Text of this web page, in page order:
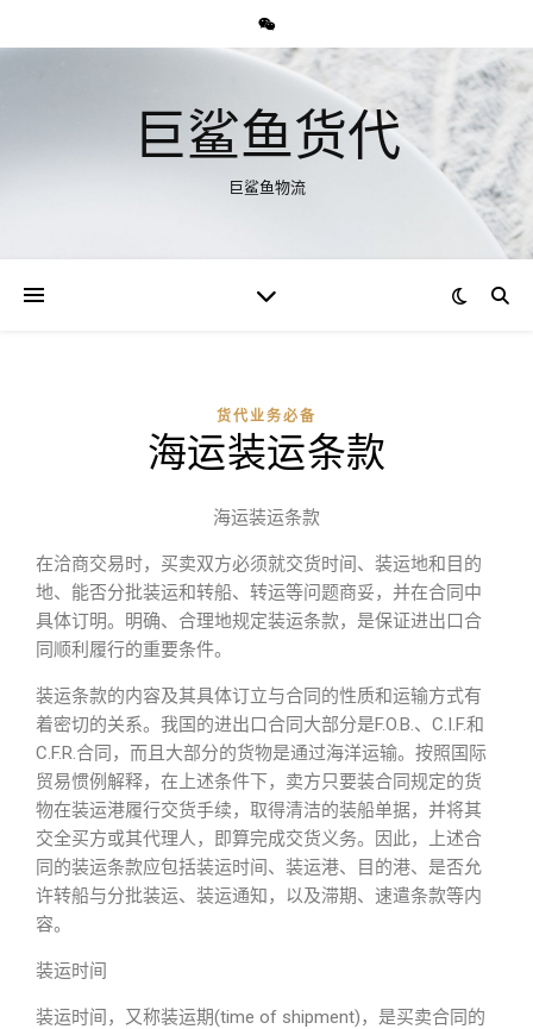
巨鲨鱼货代
巨鲨鱼物流
货代业务必备
海运装运条款
海运装运条款
在洽商交易时，买卖双方必须就交货时间、装运地和目的
地、能否分批装运和转船、转运等问题商妥，并在合同中
具体订明。明确、合理地规定装运条款，是保证进出口合
同顺利履行的重要条件。
装运条款的内容及其具体订立与合同的性质和运输方式有
着密切的关系。我国的进出口合同大部分是F.O.B.、C.I.F.和
C.F.R.合同，而且大部分的货物是通过海洋运输。按照国际
贸易惯例解释，在上述条件下，卖方只要装合同规定的货
物在装运港履行交货手续，取得清洁的装船单据，并将其
交全买方或其代理人，即算完成交货义务。因此，上述合
同的装运条款应包括装运时间、装运港、目的港、是否允
许转船与分批装运、装运通知，以及滞期、速遣条款等内
容。
装运时间
装运时间，又称装运期(time of shipment)，是买卖合同的